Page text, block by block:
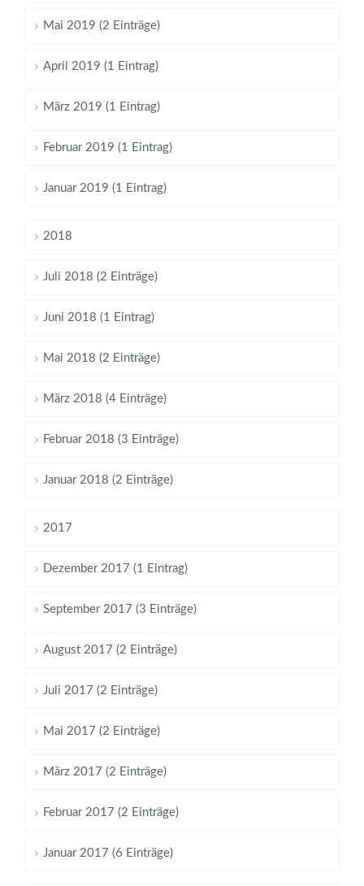
Mai 2019 (2 Einträge)
April 2019 (1 Eintrag)
März 2019 (1 Eintrag)
Februar 2019 (1 Eintrag)
Januar 2019 (1 Eintrag)
2018
Juli 2018 (2 Einträge)
Juni 2018 (1 Eintrag)
Mai 2018 (2 Einträge)
März 2018 (4 Einträge)
Februar 2018 (3 Einträge)
Januar 2018 (2 Einträge)
2017
Dezember 2017 (1 Eintrag)
September 2017 (3 Einträge)
August 2017 (2 Einträge)
Juli 2017 (2 Einträge)
Mai 2017 (2 Einträge)
März 2017 (2 Einträge)
Februar 2017 (2 Einträge)
Januar 2017 (6 Einträge)